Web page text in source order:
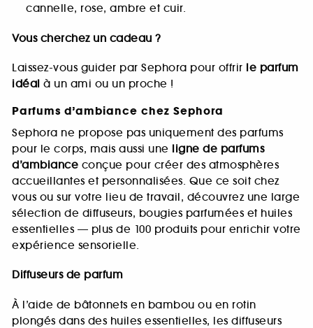
cannelle, rose, ambre et cuir.
Vous cherchez un cadeau ?
Laissez-vous guider par Sephora pour offrir le parfum
idéal à un ami ou un proche !
Parfums d’ambiance chez Sephora
Sephora ne propose pas uniquement des parfums
pour le corps, mais aussi une ligne de parfums
d’ambiance conçue pour créer des atmosphères
accueillantes et personnalisées. Que ce soit chez
vous ou sur votre lieu de travail, découvrez une large
sélection de diffuseurs, bougies parfumées et huiles
essentielles — plus de 100 produits pour enrichir votre
expérience sensorielle.
Diffuseurs de parfum
À l’aide de bâtonnets en bambou ou en rotin
plongés dans des huiles essentielles, les diffuseurs